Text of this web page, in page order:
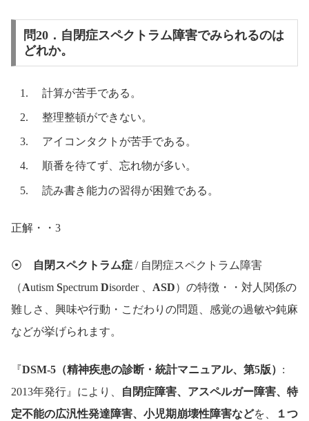
問20．自閉症スペクトラム障害でみられるのは
どれか。
計算が苦手である。
整理整頓ができない。
アイコンタクトが苦手である。
順番を待てず、忘れ物が多い。
読み書き能力の習得が困難である。
正解・・3
⦿ 自閉スペクトラム症 / 自閉症スペクトラム障害
（Autism Spectrum Disorder 、 ASD）の特徴・・対人関係の
難しさ、興味や行動・こだわりの問題、感覚の過敏や鈍麻
などが挙げられます。
『DSM-5（精神疾患の診断・統計マニュアル、第5版） :
2013年発行』により、
自閉症障害、アスペルガー障害、特
定不能の広汎性発達障害、小児期崩壊性障害などを、
１つ